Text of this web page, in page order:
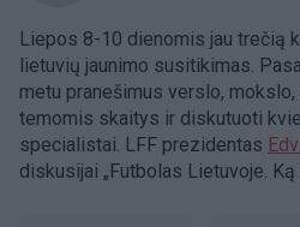
Liepos 8-10 dienomis jau trečią
lietuvių jaunimo susitikimas.
metu pranešimus verslo,
temomis skaitys ir diskutuoti
specialistai. LFF prezidentas
diskusijai „Futbolas Lietuvoje.